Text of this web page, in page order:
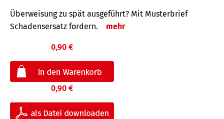
Überweisung zu spät ausgeführt? Mit Musterbrief
Schadensersatz fordern.
mehr
0,90 €
0,90 €